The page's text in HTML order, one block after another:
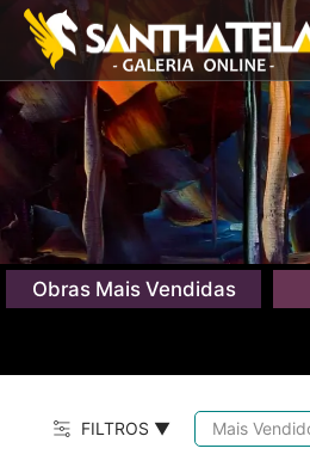
Obras Mais Vendidas
FILTROS ▼